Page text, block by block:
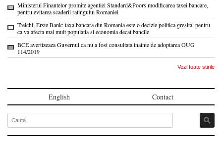
Ministerul Finantelor promite agentiei Standard&Poors modificarea taxei bancare,
pentru evitarea scaderii ratingului Romaniei
Treichl, Erste Bank: taxa bancara din Romania este o decizie politica gresita, pentru
ca va afecta mai mult populatia si economia decat bancile
BCE avertizeaza Guvernul ca nu a fost consultata inainte de adoptarea OUG
114/2019
Vezi toate stirile
English Contact